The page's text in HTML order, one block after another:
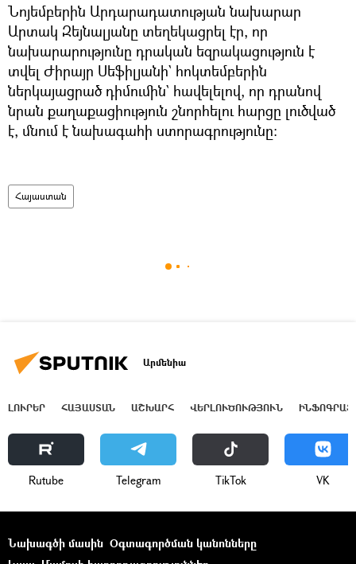
Նոյեմբերին Արդարադատության նախարար
Արտակ Զեյնալյանը տեղեկացրել էր, որ
նախարարությունը դրական եզրակացություն է
տվել Ժիրայր Սեֆիլյանի` հոկտեմբերին
ներկայացրած դիմումին` հավելելով, որ դրանով
նրան քաղաքացիություն շնորհելու հարցը լուծված
է, մնում է նախագահի ստորագրությունը։
Հայաստան
Արմենիա
ԼՈՒՐԵՐ ՀԱՅԱՍՏԱՆ ԱՇԽԱՐՀ ՎԵՐԼՈՒԾՈՒԹՅՈՒՆ
Rutube Telegram ТikТоk VK
Նախագծի մասին Օգտագործման կանոնները